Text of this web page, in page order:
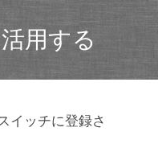
用する
イッチに登録さ